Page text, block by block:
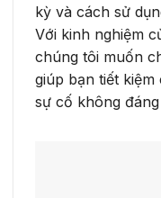
kỳ và cách sử
Với kinh nghiệm
chúng tôi muốn
giúp bạn tiết
sự cố không